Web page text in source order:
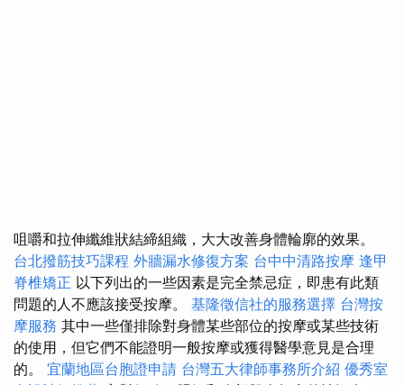
咀嚼和拉伸纖維狀結締組織，大大改善身體輪廓的效果。
台北撥筋技巧課程 外牆漏水修復方案 台中中清路按摩 逢甲
脊椎矯正 以下列出的一些因素是完全禁忌症，即患有此類
問題的人不應該接受按摩。 基隆徵信社的服務選擇 台灣按
摩服務 其中一些僅排除對身體某些部位的按摩或某些技術
的使用，但它們不能證明一般按摩或獲得醫學意見是合理
的。 宜蘭地區台胞證申請 台灣五大律師事務所介紹 優秀室